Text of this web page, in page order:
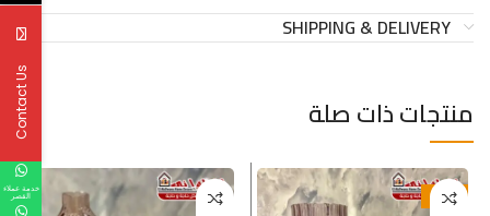
SHIPPING & DELIVERY
منتجات ذات صلة
-20%
Contact Us
خدمة عملاء
القصر